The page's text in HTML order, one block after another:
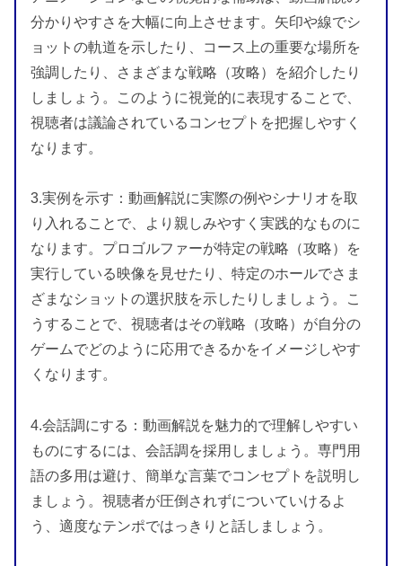
分かりやすさを大幅に向上させます。矢印や線でシ
ョットの軌道を示したり、コース上の重要な場所を
強調したり、さまざまな戦略（攻略）を紹介したり
しましょう。このように視覚的に表現することで、
視聴者は議論されているコンセプトを把握しやすく
なります。
3.実例を示す：動画解説に実際の例やシナリオを取
り入れることで、より親しみやすく実践的なものに
なります。プロゴルファーが特定の戦略（攻略）を
実行している映像を見せたり、特定のホールでさま
ざまなショットの選択肢を示したりしましょう。こ
うすることで、視聴者はその戦略（攻略）が自分の
ゲームでどのように応用できるかをイメージしやす
くなります。
4.会話調にする：動画解説を魅力的で理解しやすい
ものにするには、会話調を採用しましょう。専門用
語の多用は避け、簡単な言葉でコンセプトを説明し
ましょう。視聴者が圧倒されずについていけるよ
う、適度なテンポではっきりと話しましょう。